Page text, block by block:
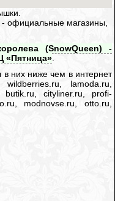
официальные магазины,
(SnowQueen) -
«Пятница».
них ниже чем в интернет
wildberries.ru, lamoda.ru,
butik.ru, cityliner.ru, profi-
modnovse.ru, otto.ru,